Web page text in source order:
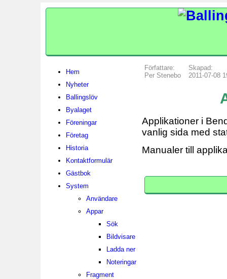
Hem
Nyheter
Ballingslöv
Byalaget
Föreningar
Företag
Historia
Kontaktformulär
Gästbok
System
Användare
Appar
Sök
Bildvisare
Ladda ner
Noteringar
Fragment
Författare:
Per Stenebo
Skapad:
2011-07-08
Applikationer i
vanlig sida med
Manualer till